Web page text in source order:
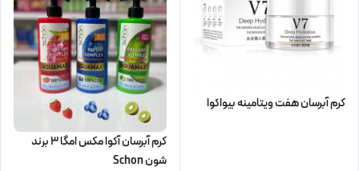
کرم آبرسان هفت ویتامینه بیواکوا
کرم آبرسان آکوا مکس امگا 3 برند
شون Schon